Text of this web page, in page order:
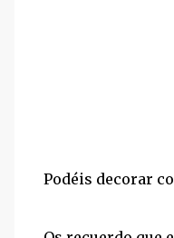
Podéis decorar